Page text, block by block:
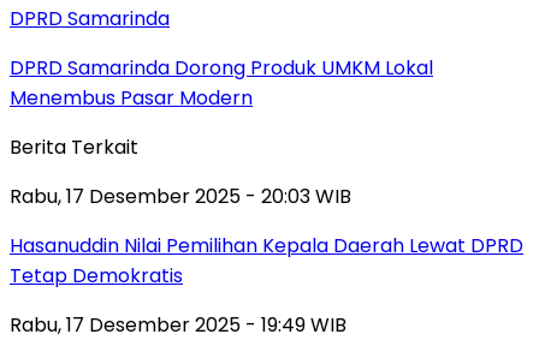
DPRD Samarinda
DPRD Samarinda Dorong Produk UMKM Lokal
Menembus Pasar Modern
Berita Terkait
Rabu, 17 Desember 2025 - 20:03 WIB
Hasanuddin Nilai Pemilihan Kepala Daerah Lewat DPRD
Tetap Demokratis
Rabu, 17 Desember 2025 - 19:49 WIB